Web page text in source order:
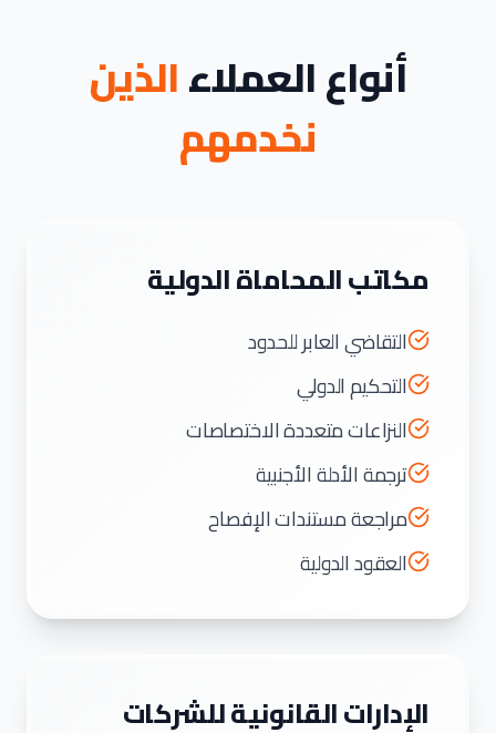
أنواع العملاءالذين
نخدمهم
مكاتب المحاماة الدولية
التقاضي العابر للحدود
التحكيم الدولي
النزاعات متعددة الاختصاصات
ترجمة الأدلة الأجنبية
مراجعة مستندات الإفصاح
العقود الدولية
الإدارات القانونية للشركات